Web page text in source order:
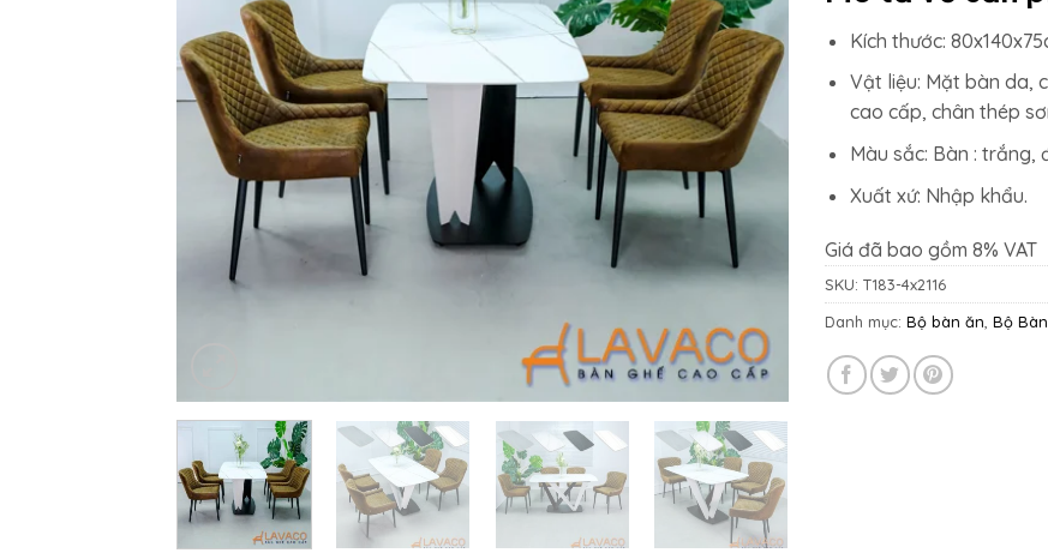
Kích thước:
Vật liệu: Mặt bàn da,
cao cấp, chân thép
Màu sắc: Bàn : trắng,
Xuất xứ: Nhập khẩu.
Giá đã bao gồm 8% VAT
SKU: T183-4x2116
Danh mục: Bộ bàn ăn, Bộ